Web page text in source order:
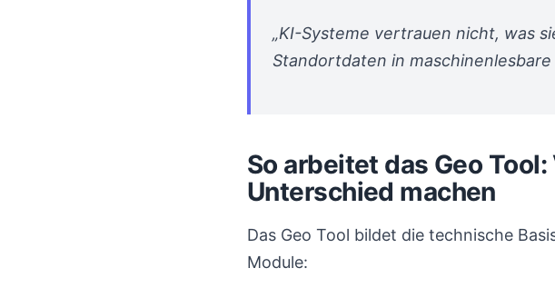
„KI-Systeme vertrauen nicht, was
Standortdaten in maschinenlesbare
So arbeitet das Geo
Unterschied machen
Das Geo Tool bildet die technische
Module: